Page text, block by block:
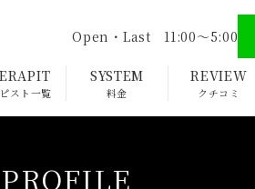
Open・Last 11:00〜5:00
スト一覧
SYSTEM
料金
REVIEW
クチコミ
PROFILE